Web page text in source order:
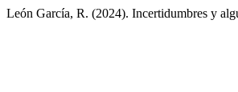
León García, R. (2024). Incertidumbres y